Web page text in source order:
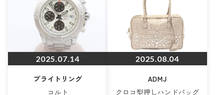
2025.07.14
ブライトリング
コルト
2025.08.04
ADMJ
クロコ型押しハンドバッグ